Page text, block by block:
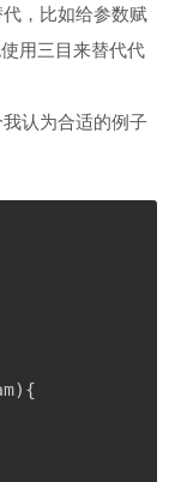
，比如给参数赋
用三目来替代代
认为合适的例子
) {